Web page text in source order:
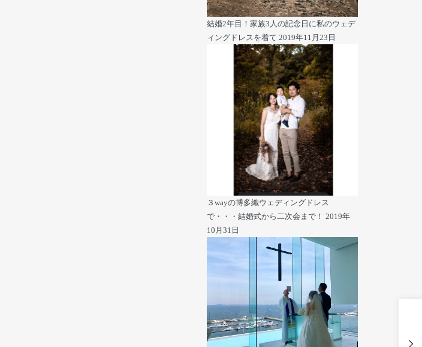
結婚2年目！家族3人の記念日に私のウェデ
ィングドレスを着て 2019年11月23日
３wayの博多織ウェディングドレス
で・・・結婚式から二次会まで！ 2019年
10月31日